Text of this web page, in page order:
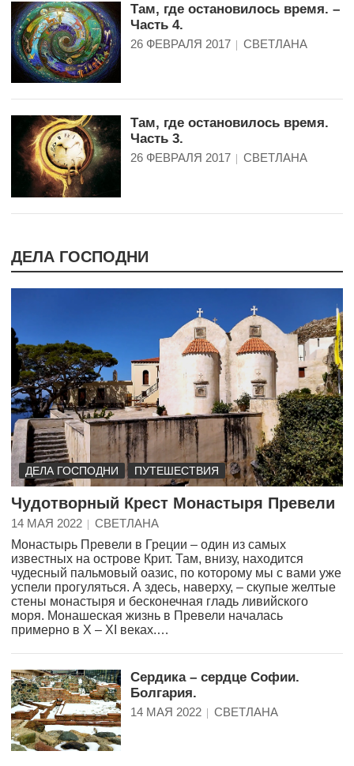
Там, где остановилось время. –
Часть 4.
26 ФЕВРАЛЯ 2017 СВЕТЛАНА
Там, где остановилось время.
Часть 3.
26 ФЕВРАЛЯ 2017 СВЕТЛАНА
ДЕЛА ГОСПОДНИ
ДЕЛА ГОСПОДНИ ПУТЕШЕСТВИЯ
Чудотворный Крест Монастыря Превели
14 МАЯ 2022
СВЕТЛАНА
Монастырь Превели в Греции – один из самых
известных на острове Крит. Там, внизу, находится
чудесный пальмовый оазис, по которому мы с вами уже
успели прогуляться. А здесь, наверху, – скупые желтые
стены монастыря и бесконечная гладь ливийского
моря. Монашеская жизнь в Превели началась
примерно в X – XI веках.…
Сердика – сердце Софии.
Болгария.
14 МАЯ 2022 СВЕТЛАНА